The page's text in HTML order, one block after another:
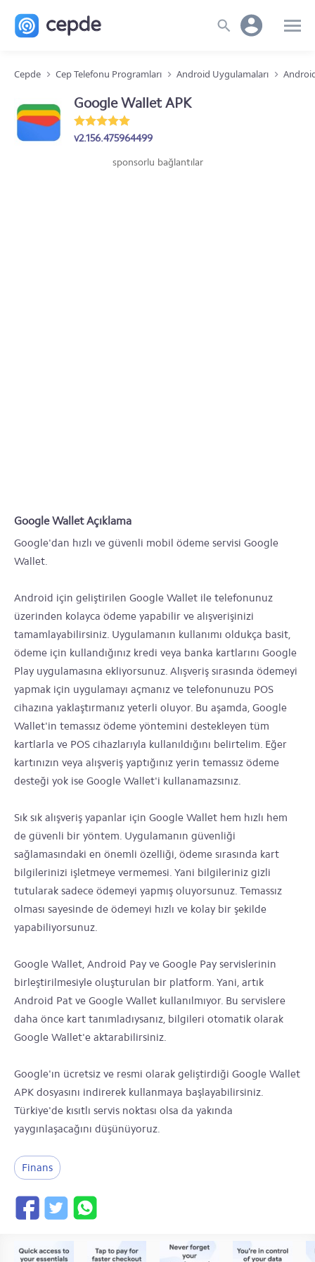
Cepde Cep Telefonu Programları Android Uygulamaları
Google Wallet APK
v2.156.475964499
sponsorlu bağlantılar
Google Wallet Açıklama
Google'dan hızlı ve güvenli mobil ödeme servisi Google
Wallet.
Android için geliştirilen Google Wallet ile telefonunuz
üzerinden kolayca ödeme yapabilir ve alışverişinizi
tamamlayabilirsiniz. Uygulamanın kullanımı oldukça basit,
ödeme için kullandığınız kredi veya banka kartlarını Google
Play uygulamasına ekliyorsunuz. Alışveriş sırasında ödemeyi
yapmak için uygulamayı açmanız ve telefonunuzu POS
cihazına yaklaştırmanız yeterli oluyor. Bu aşamda, Google
Wallet'in temassız ödeme yöntemini destekleyen tüm
kartlarla ve POS cihazlarıyla kullanıldığını belirtelim. Eğer
kartınızın veya alışveriş yaptığınız yerin temassız ödeme
desteği yok ise Google Wallet'i kullanamazsınız.
Sık sık alışveriş yapanlar için Google Wallet hem hızlı hem
de güvenli bir yöntem. Uygulamanın güvenliği
sağlamasındaki en önemli özelliği, ödeme sırasında kart
bilgilerinizi işletmeye vermemesi. Yani bilgileriniz gizli
tutularak sadece ödemeyi yapmış oluyorsunuz. Temassız
olması sayesinde de ödemeyi hızlı ve kolay bir şekilde
yapabiliyorsunuz.
Google Wallet, Android Pay ve Google Pay servislerinin
birleştirilmesiyle oluşturulan bir platform. Yani, artık
Android Pat ve Google Wallet kullanılmıyor. Bu servislere
daha önce kart tanımladıysanız, bilgileri otomatik olarak
Google Wallet'e aktarabilirsiniz.
Google'ın ücretsiz ve resmi olarak geliştirdiği Google Wallet
APK dosyasını indirerek kullanmaya başlayabilirsiniz.
Türkiye'de kısıtlı servis noktası olsa da yakında
yaygınlaşacağını düşünüyoruz.
Finans